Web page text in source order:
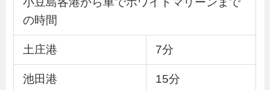
の時間
土庄港 7分
池田港 15分